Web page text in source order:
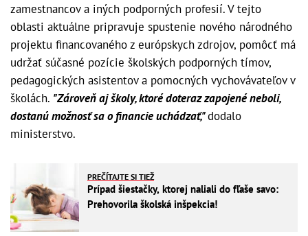
zamestnancov a iných podporných profesií. V tejto
oblasti aktuálne pripravuje spustenie nového národného
projektu financovaného z európskych zdrojov, pomôcť má
udržať súčasné pozície školských podporných tímov,
pedagogických asistentov a pomocných vychovávateľov v
školách. "Zároveň aj školy, ktoré doteraz zapojené neboli,
dostanú možnosť sa o financie uchádzať,"dodalo
ministerstvo.
PREČÍTAJTE SI TIEŽ
Prípad šiestačky, ktorej naliali do fľaše savo:
Prehovorila školská inšpekcia!